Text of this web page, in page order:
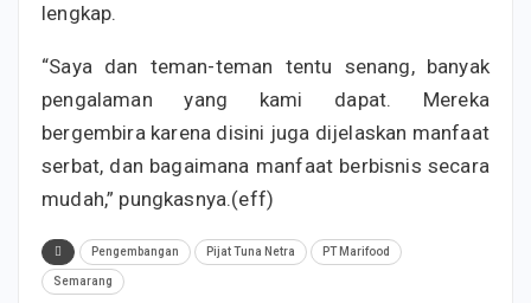
lengkap.
“Saya dan teman-teman tentu senang, banyak
pengalaman yang kami dapat. Mereka
bergembira karena disini juga dijelaskan manfaat
serbat, dan bagaimana manfaat berbisnis secara
mudah,” pungkasnya.(eff)
Pengembangan Pijat Tuna Netra PT Marifood
Semarang